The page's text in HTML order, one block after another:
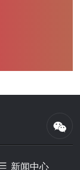
新闻中心